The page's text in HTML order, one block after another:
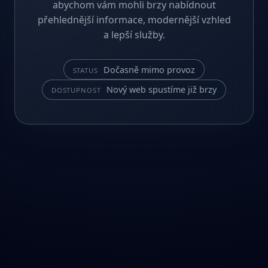
abychom vám mohli brzy nabídnout
přehlednější informace, modernější vzhled
a lepší služby.
STATUS Dočasně mimo provoz
DOSTUPNOST Nový web spustíme již brzy